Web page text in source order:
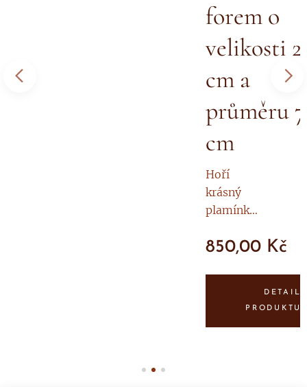
forem o
velikosti
cm a
průměru
cm
Hoří
krásný
plamínke
hodin!
850,00 Kč
DETAIL
PRODUKTU